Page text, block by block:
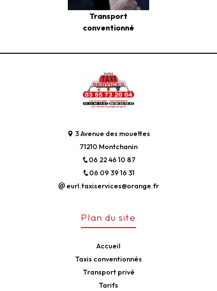
Transport
conventionné
3 Avenue des mouettes
71210 Montchanin
06 22 46 10 87
06 09 39 16 31
eurl.taxiservices@orange.fr
Plan du site
Accueil
Taxis conventionnés
Transport privé
Tarifs